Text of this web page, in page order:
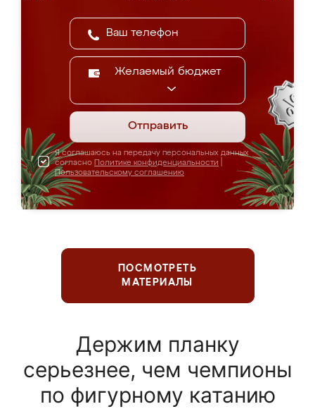
Желаемый бюджет
Отправить
Я соглашаюсь на передачу персональных данных
согласно Политике конфиденциальности
Пользовательскому соглашению
ПОСМОТРЕТЬ
МАТЕРИАЛЫ
Держим планку
серьезнее, чем чемпионы
по фигурному катанию